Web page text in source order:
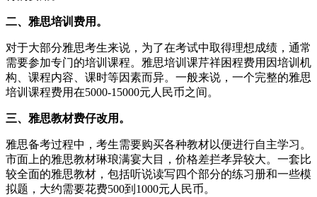
二、雅思培训费用。
对于大部分雅思考生来说，为了在考试中取得理想成绩，通常
需要参加专门的培训课程。雅思培训课芹祥困程费用因培训机
构、课程内容、课时等因素而异。一般来说，一个完整的雅思
培训课程费用在5000-15000元人民币之间。
三、雅思教材费仔改用。
雅思备考过程中，考生需要购买各种教材以便进行自主学习。
市面上的雅思教材琳琅满宴大目，价格差拦孝异较大。一套比
较全面的雅思教材，包括听说读写四个部分的练习册和一些模
拟题，大约需要花费500到1000元人民币。